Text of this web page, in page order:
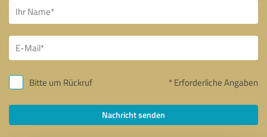
Bitte um Rückruf * Erforderliche Angaben
Nachricht senden